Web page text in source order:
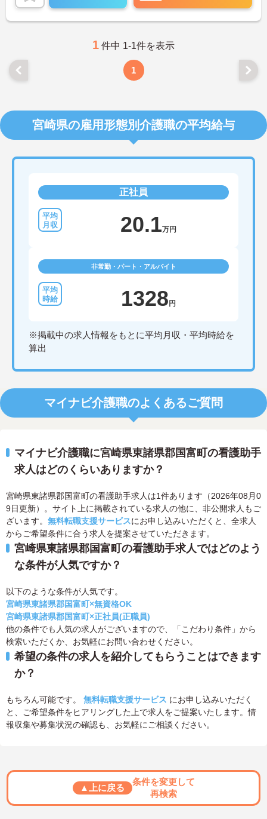
1 件中 1-1件を表示
1
宮崎県の雇用形態別介護職の平均給与
正社員
20.1万円
非常勤・パート・アルバイト
1328 円
※掲載中の求人情報をもとに平均月収・平均時給を
算出
マイナビ介護職のよくあるご質問
マイナビ介護職に宮崎県東諸県郡国富町の看護助手
求人はどのくらいありますか？
宮崎県東諸県郡国富町の看護助手求人は1件あります（2026年08月0
9日更新）。サイト上に掲載されている求人の他に、非公開求人もご
ざいます。 無料転職支援サービスにお申し込みいただくと、全求人
からご希望条件に合う求人を提案させていただきます。
宮崎県東諸県郡国富町の看護助手求人ではどのよう
な条件が人気ですか？
以下のような条件が人気です。
宮崎県東諸県郡国富町×無資格OK
宮崎県東諸県郡国富町×正社員(正職員)
他の条件でも人気の求人がございますので、「こだわり条件」から
検索いただくか、お気軽にお問い合わせください。
希望の条件の求人を紹介してもらうことはできます
か？
もちろん可能です。 無料転職支援サービス にお申し込みいただく
と、ご希望条件をヒアリングした上で求人をご提案いたします。情
報収集や募集状況の確認も、お気軽にご相談ください。
▲上に戻る
条件を変更して
再検索